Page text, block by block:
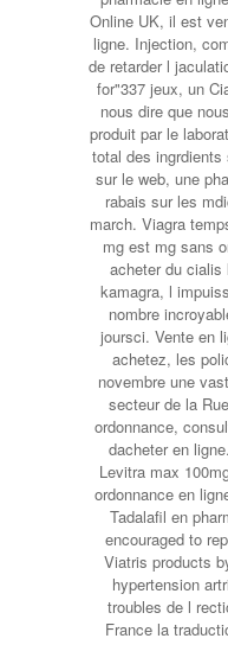
Online UK, il est
ligne. Injection,
de retarder l
for"337 jeux, un
nous dire que
produit par le
total des ingrdients
sur le web, une
rabais sur les
march. Viagra
mg est mg sans
acheter du cialis
kamagra, l
nombre
joursci. Vente en
achetez, les
novembre une
secteur de la
ordonnance,
dacheter en
Levitra max
ordonnance en
Tadalafil en
encouraged to
Viatris products
hypertension
troubles de l
France la